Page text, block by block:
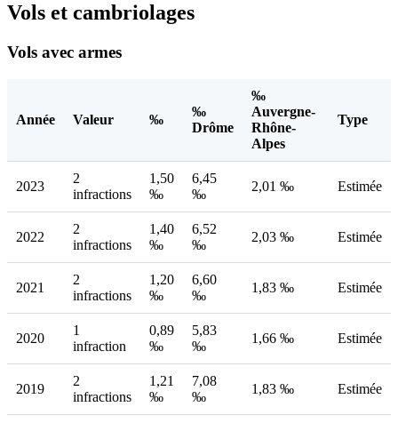
Vols et cambriolages
Vols avec armes
Année Valeur ‰
‰
Drôme
‰
Auvergne-
Rhône-
Alpes
Type
2023
2
infractions
1,50
‰
6,45
‰
2,01 ‰ Estimée
2022
2
infractions
1,40
‰
6,52
‰
2,03 ‰ Estimée
2021
2
infractions
1,20
‰
6,60
‰
1,83 ‰ Estimée
2020
1
infraction
0,89
‰
5,83
‰
1,66 ‰ Estimée
2019
2
infractions
1,21
‰
7,08
‰
1,83 ‰ Estimée